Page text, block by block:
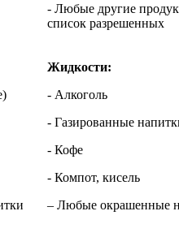
- Любые другие
список разрешенных
Жидкости:
- Алкоголь
- Газированные
- Кофе
- Компот, кисель
– Любые окрашенные